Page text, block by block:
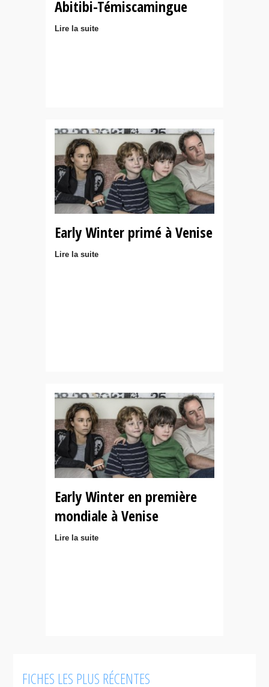
Abitibi-Témiscamingue
Lire la suite
Early Winter primé à Venise
Lire la suite
Early Winter en première
mondiale à Venise
Lire la suite
FICHES LES PLUS RÉCENTES